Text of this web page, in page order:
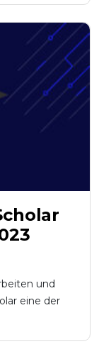
und
eine der